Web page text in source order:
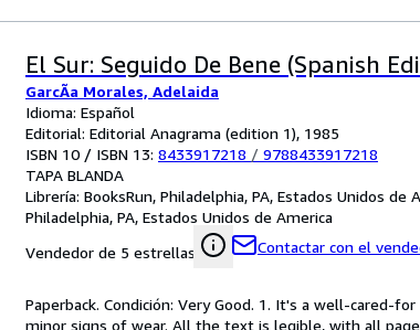
El Sur: Seguido De Bene (Spanish
GarcÃ­a Morales, Adelaida
Idioma: Español
Editorial: Editorial Anagrama (edition 1), 1985
ISBN 10 / ISBN 13: 8433917218 / 9788433917218
TAPA BLANDA
Librería: BooksRun, Philadelphia, PA, Estados Unidos de
Philadelphia, PA, Estados Unidos de America
Vendedor de 5 estrellas
Contactar con el
Paperback. Condición: Very Good. 1. It's a well-
minor signs of wear. All the text is legible, with all